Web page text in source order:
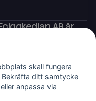
AB är
som engångsvape,
så kallade
skall fungera
ditt samtycke
anpassa via